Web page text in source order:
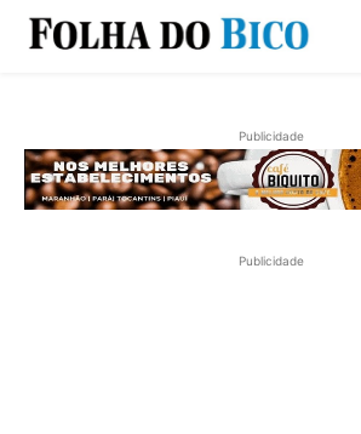
Publicidade
Publicidade